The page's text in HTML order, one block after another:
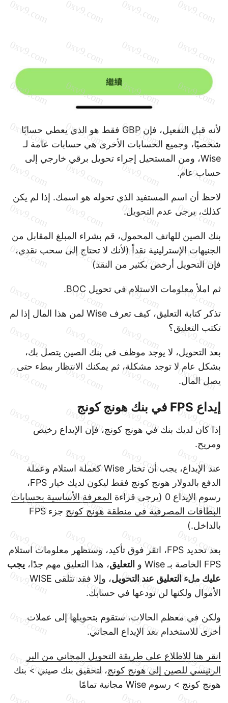
لأنه قبل التفعيل، فإن GBP فقط هو الذي يعطي حسابًا
شخصيًا، وجميع الحسابات الأخرى هي حسابات عامة لـ
Wise، ومن المستحيل إجراء تحويل برقي خارجي إلى
حساب عام.
لاحظ أن اسم المستفيد الذي تحوله هو اسمك. إذا لم يكن
كذلك، يرجى عدم التحويل.
بنك الصين للهاتف المحمول، قم بشراء المبلغ المقابل من
الجنيهات الإسترلينية نقداً (لأنك لا تحتاج إلى سحب نقدي،
فإن التحويل أرخص بكثير من النقد)
ثم املأ معلومات الاستلام في تحويل BOC.
تذكر كتابة التعليق، كيف تعرف Wise لمن هذا المال إذا لم
تكتب التعليق؟
بعد التحويل، لا يوجد موظف في بنك الصين يتصل بك،
بشكل عام لا توجد مشكلة، ثم يمكنك الانتظار ببطء حتى
يصل المال.
إيداع FPS في بنك هونج كونج
إذا كان لديك بنك في هونج كونج، فإن الإيداع رخيص
ومريح.
عند الإيداع، يجب أن تختار Wise كعملة استلام وعملة
الدفع بالدولار هونج كونج فقط ليكون لديك خيار FPS،
رسوم الإيداع 0 (يرجى قراءة
المعرفة الأساسية بحسابات
البطاقات المصرفية في منطقة هونج كونج
جزء FPS
بالداخل.)
بعد تحديد FPS، انقر فوق تأكيد، وستظهر معلومات استلام
FPS الخاصة بـ Wise و
التعليق، هذا التعليق مهم جدًا، يجب
عليك ملء التعليق عند التحويل
، وإلا فقد تتلقى WISE
الأموال ولكنها لن تودعها في حسابك.
ولكن في معظم الحالات، ستقوم بتحويلها إلى عملات
أخرى للاستخدام بعد الإيداع المجاني.
انقر هنا للاطلاع على طريقة التحويل المجاني من البر
الرئيسي للصين إلى هونج كونج، لتحقيق بنك صيني > بنك
هونج كونج > رسوم Wise مجانية تمامًا